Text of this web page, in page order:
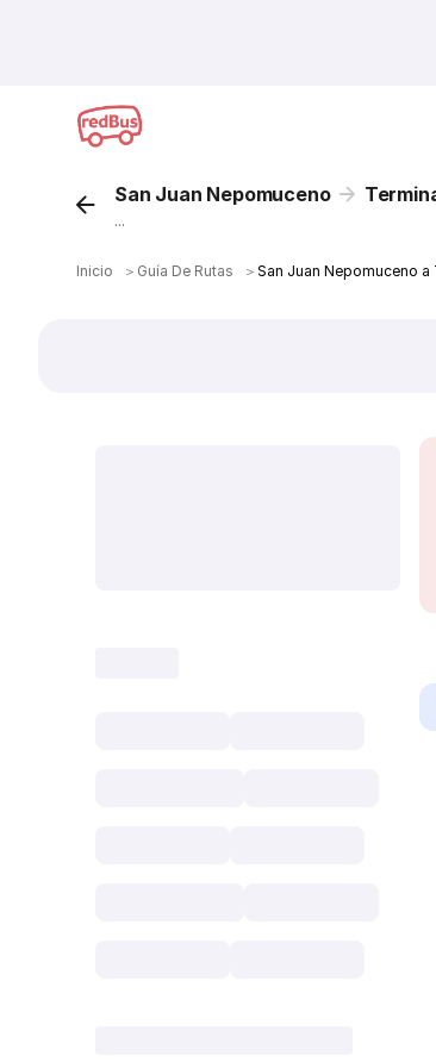
San Juan Nepomuceno
...
Inicio ＞ Guía De Rutas ＞ San Juan Nepomuceno a